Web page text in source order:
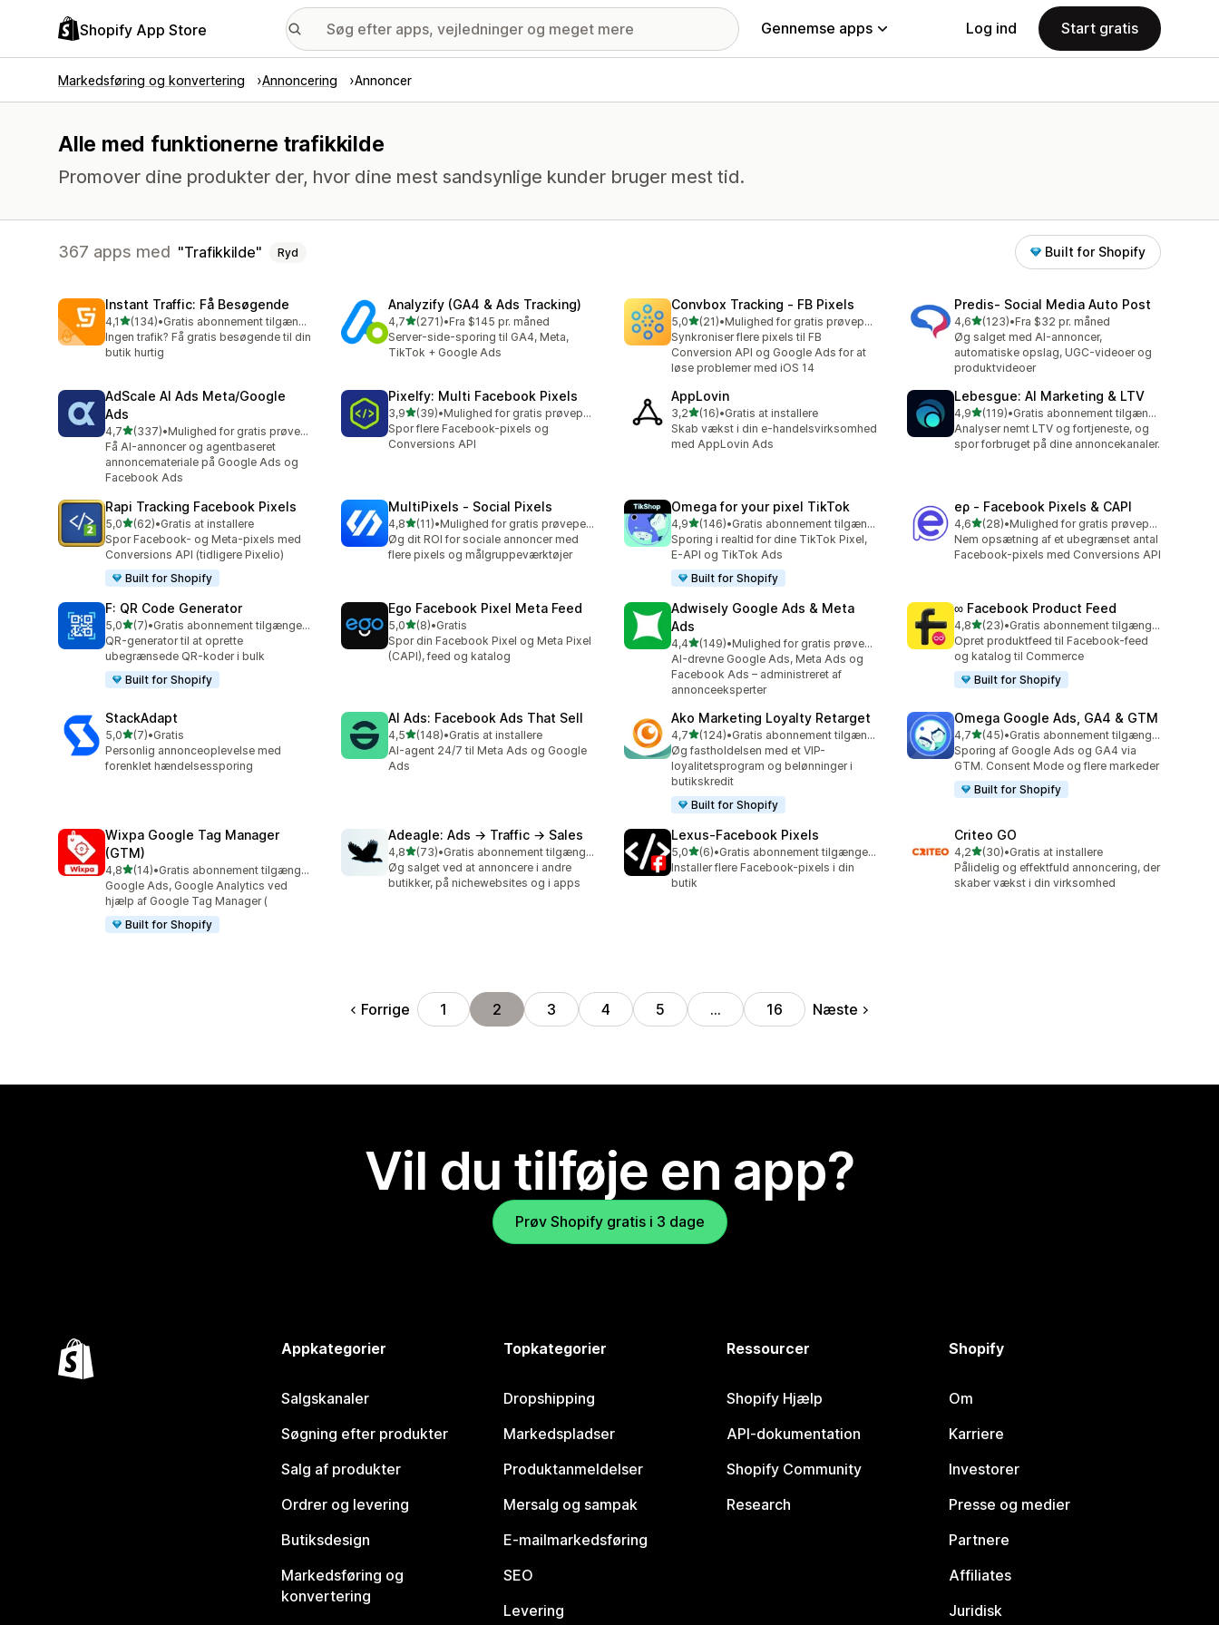
Shopify App Store Gennemse apps Log ind Start gratis
Markedsføring og konvertering Annoncering Annoncer
Alle med funktionerne trafikkilde
Promover dine produkter der, hvor dine mest sandsynlige kunder bruger mest tid.
367 apps med Trafikkilde Ryd Built for Shopify
Instant Traffic: Få Besøgende
4,1ud af 5 stjerner
(134)
134 anmeldelser i alt
•
Gratis abonnement tilgængeligt
Ingen trafik? Få gratis besøgende til din
butik hurtig
Analyzify (GA4 & Ads Tracking)
4,7ud af 5 stjerner
(271)
271 anmeldelser i alt
•Fra $145 pr. måned
Server-side-sporing til GA4, Meta,
TikTok + Google Ads
Convbox Tracking ‑ FB Pixels
5,0ud af 5 stjerner
(21)
21 anmeldelser i alt
•
Mulighed for gratis prøveperiode
Synkroniser flere pixels til FB
Conversion API og Google Ads for at
løse problemer med iOS 14
Predis‑ Social Media Auto Post
4,6ud af 5 stjerner
(123)
123 anmeldelser i alt
•Fra $32 pr. måned
Øg salget med AI-annoncer,
automatiske opslag, UGC-videoer og
produktvideoer
AdScale AI Ads Meta/Google
Ads
4,7ud af 5 stjerner
(337)
337 anmeldelser i alt
•
Mulighed for gratis prøveperiode
Få AI-annoncer og agentbaseret
annoncemateriale på Google Ads og
Facebook Ads
Pixelfy: Multi Facebook Pixels
3,9ud af 5 stjerner
(39)
39 anmeldelser i alt
•
Mulighed for gratis prøveperiode
Spor flere Facebook-pixels og
Conversions API
AppLovin
3,2ud af 5 stjerner
(16)
16 anmeldelser i alt
•Gratis at installere
Skab vækst i din e-handelsvirksomhed
med AppLovin Ads
Lebesgue: AI Marketing & LTV
4,9ud af 5 stjerner
(119)
119 anmeldelser i alt
•
Gratis abonnement tilgængeligt
Analyser nemt LTV og fortjeneste, og
spor forbruget på dine annoncekanaler.
Rapi Tracking Facebook Pixels
5,0ud af 5 stjerner
(62)
62 anmeldelser i alt
•Gratis at installere
Spor Facebook- og Meta-pixels med
Conversions API (tidligere Pixelio)
Built for Shopify
MultiPixels ‑ Social Pixels
4,8ud af 5 stjerner
(11)
11 anmeldelser i alt
•
Mulighed for gratis prøveperiode
Øg dit ROI for sociale annoncer med
flere pixels og målgruppeværktøjer
Omega for your pixel TikTok
4,9ud af 5 stjerner
(146)
146 anmeldelser i alt
•
Gratis abonnement tilgængeligt
Sporing i realtid for dine TikTok Pixel,
E-API og TikTok Ads
Built for Shopify
eρ ‑ Facebook Pixels & CAPI
4,6ud af 5 stjerner
(28)
28 anmeldelser i alt
•
Mulighed for gratis prøveperiode
Nem opsætning af et ubegrænset antal
Facebook-pixels med Conversions API
F: QR Code Generator
5,0ud af 5 stjerner
(7)
7 anmeldelser i alt
•
Gratis abonnement tilgængeligt
QR-generator til at oprette
ubegrænsede QR-koder i bulk
Built for Shopify
Ego Facebook Pixel Meta Feed
5,0ud af 5 stjerner
(8)
8 anmeldelser i alt
•Gratis
Spor din Facebook Pixel og Meta Pixel
(CAPI), feed og katalog
Adwisely Google Ads & Meta
Ads
4,4ud af 5 stjerner
(149)
149 anmeldelser i alt
•
Mulighed for gratis prøveperiode
AI-drevne Google Ads, Meta Ads og
Facebook Ads – administreret af
annonceeksperter
∞ Facebook Product Feed
4,8ud af 5 stjerner
(23)
23 anmeldelser i alt
•
Gratis abonnement tilgængeligt
Opret produktfeed til Facebook-feed
og katalog til Commerce
Built for Shopify
StackAdapt
5,0ud af 5 stjerner
(7)
7 anmeldelser i alt
•Gratis
Personlig annonceoplevelse med
forenklet hændelsessporing
AI Ads: Facebook Ads That Sell
4,5ud af 5 stjerner
(148)
148 anmeldelser i alt
•Gratis at installere
AI-agent 24/7 til Meta Ads og Google
Ads
Ako Marketing Loyalty Retarget
4,7ud af 5 stjerner
(124)
124 anmeldelser i alt
•
Gratis abonnement tilgængeligt
Øg fastholdelsen med et VIP-
loyalitetsprogram og belønninger i
butikskredit
Built for Shopify
Omega Google Ads, GA4 & GTM
4,7ud af 5 stjerner
(45)
45 anmeldelser i alt
•
Gratis abonnement tilgængeligt
Sporing af Google Ads og GA4 via
GTM. Consent Mode og flere markeder
Built for Shopify
Wixpa Google Tag Manager
(GTM)
4,8ud af 5 stjerner
(14)
14 anmeldelser i alt
•
Gratis abonnement tilgængeligt
Google Ads, Google Analytics ved
hjælp af Google Tag Manager (
Built for Shopify
Adeagle: Ads → Traffic → Sales
4,8ud af 5 stjerner
(73)
73 anmeldelser i alt
•
Gratis abonnement tilgængeligt
Øg salget ved at annoncere i andre
butikker, på nichewebsites og i apps
Lexus‑Facebook Pixels
5,0ud af 5 stjerner
(6)
6 anmeldelser i alt
•
Gratis abonnement tilgængeligt
Installer flere Facebook-pixels i din
butik
Criteo GO
4,2ud af 5 stjerner
(30)
30 anmeldelser i alt
•Gratis at installere
Pålidelig og effektfuld annoncering, der
skaber vækst i din virksomhed
Forrige 1 2 3 4 5 … 16 Næste
Vil du tilføje en app?
Prøv Shopify gratis i 3 dage
Appkategorier
Salgskanaler
Søgning efter produkter
Salg af produkter
Ordrer og levering
Butiksdesign
Markedsføring og
konvertering
Topkategorier
Dropshipping
Markedspladser
Produktanmeldelser
Mersalg og sampak
E-mailmarkedsføring
SEO
Levering
Ressourcer
Shopify Hjælp
API-dokumentation
Shopify Community
Research
Shopify
Om
Karriere
Investorer
Presse og medier
Partnere
Affiliates
Juridisk